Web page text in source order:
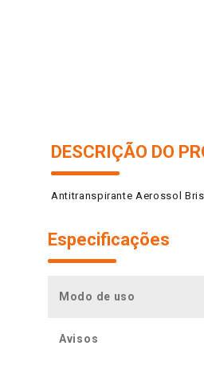
DESCRIÇÃO DO
Antitranspirante Aerossol
Especificações
Modo de uso
Avisos